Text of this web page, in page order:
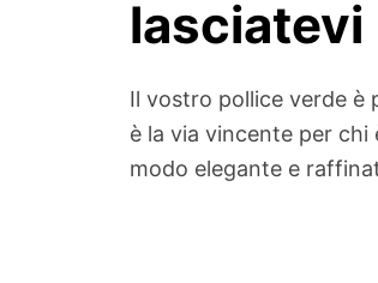
lasciatevi
Il vostro pollice verde è
è la via vincente per chi
modo elegante e